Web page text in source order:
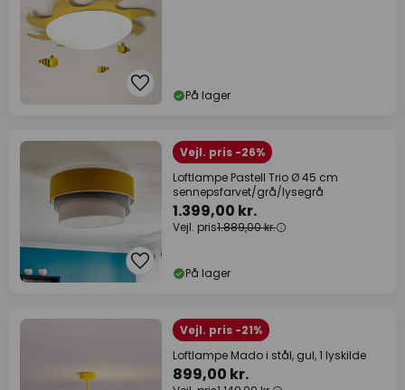
På lager
Vejl. pris -26%
Loftlampe Pastell Trio Ø 45 cm
sennepsfarvet/grå/lysegrå
1.399,00 kr.
Vejl. pris1.889,00 kr.
På lager
Vejl. pris -21%
Loftlampe Mado i stål, gul, 1 lyskilde
899,00 kr.